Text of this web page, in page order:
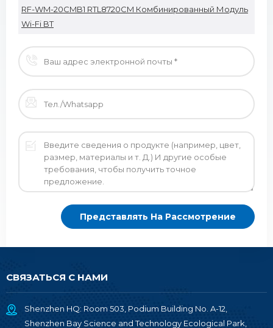
RF-WM-20CMB1 RTL8720CM Комбинированный Модуль
Wi-Fi BT
СВЯЗАТЬСЯ С НАМИ
Shenzhen HQ: Room 503, Podium Building No. A-12,
Shenzhen Bay Science and Technology Ecological Park,